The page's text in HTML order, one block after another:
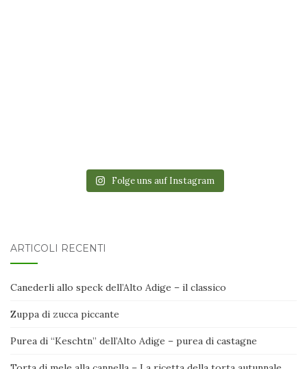
Folge uns auf Instagram
ARTICOLI RECENTI
Canederli allo speck dell’Alto Adige – il classico
Zuppa di zucca piccante
Purea di “Keschtn” dell’Alto Adige – purea di castagne